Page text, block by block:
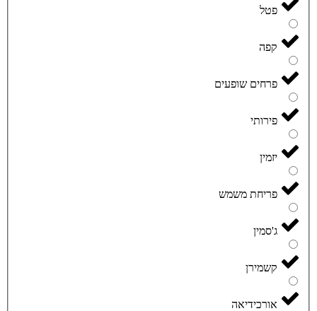
פטל
קפה
פרחים שופעים
פירותי
יזמין
פריחת משמש
ג'סמין
קשמירן
אורכידיאה